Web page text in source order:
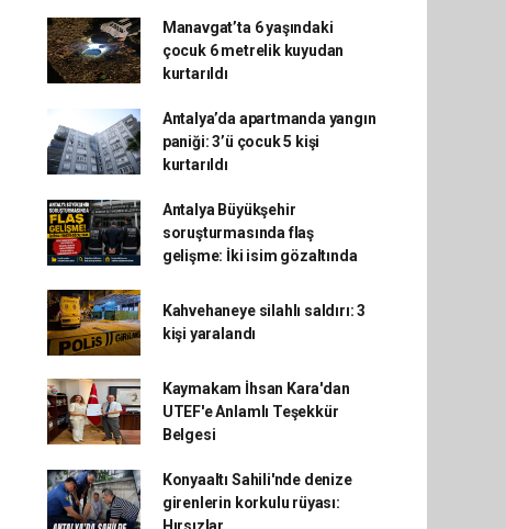
Manavgat’ta 6 yaşındaki
çocuk 6 metrelik kuyudan
kurtarıldı
Antalya’da apartmanda yangın
paniği: 3’ü çocuk 5 kişi
kurtarıldı
Antalya Büyükşehir
soruşturmasında flaş
gelişme: İki isim gözaltında
Kahvehaneye silahlı saldırı: 3
kişi yaralandı
Kaymakam İhsan Kara'dan
UTEF'e Anlamlı Teşekkür
Belgesi
Konyaaltı Sahili'nde denize
girenlerin korkulu rüyası:
Hırsızlar